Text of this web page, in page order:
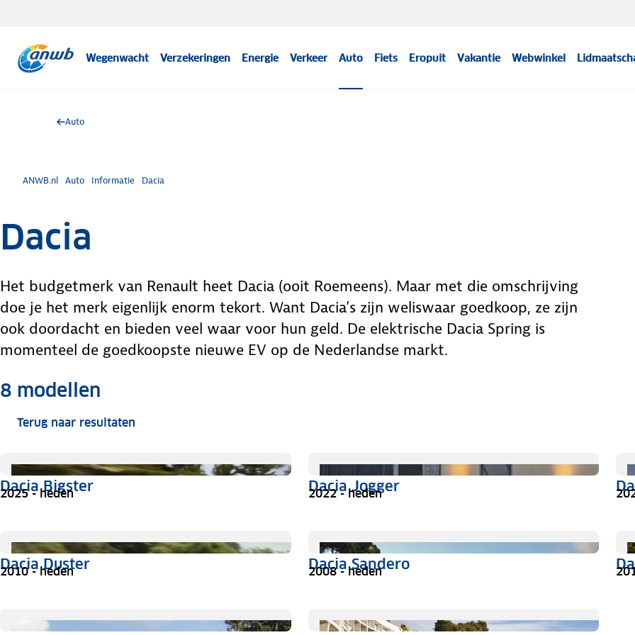
Wegenwacht Verzekeringen Energie Verkeer Auto Fiets Eropuit Vakantie Webwinkel
Auto
ANWB.nl Auto Informatie Dacia
Dacia
Het budgetmerk van Renault heet Dacia (ooit Roemeens). Maar met die omschrijving
doe je het merk eigenlijk enorm tekort. Want Dacia’s zijn weliswaar goedkoop, ze zijn
ook doordacht en bieden veel waar voor hun geld. De elektrische Dacia Spring is
momenteel de goedkoopste nieuwe EV op de Nederlandse markt.
8 modellen
Terug naar resultaten
Dacia Bigster
2025 - heden Dacia Jogger
2022 - heden
Dacia Duster
2010 - heden Dacia Sandero
2008 - heden